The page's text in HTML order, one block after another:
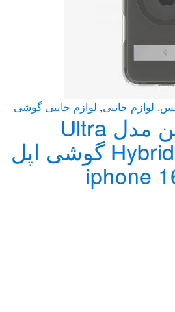
, لوازم جانبی, لوازم جانبی گوشی
کاور اسپیگن مدل Ultra
Hybrid S MagFit گوشی اپل
iphone